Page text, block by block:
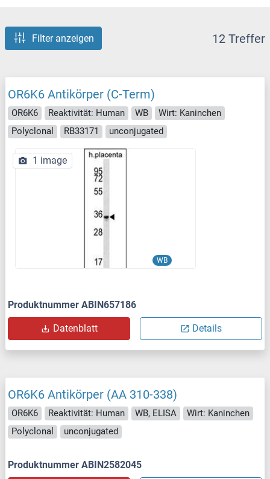
Filter anzeigen 12 Treffer
OR6K6 Antikörper (C-Term)
OR6K6 Reaktivität: Human WB
Wirt: Kaninchen
Polyclonal
RB33171 unconjugated
WB
1 image
Produktnummer ABIN657186
Datenblatt Details
OR6K6 Antikörper (AA 310-338)
OR6K6 Reaktivität: Human WB, ELISA
Wirt: Kaninchen
Polyclonal
unconjugated
Produktnummer ABIN2582045